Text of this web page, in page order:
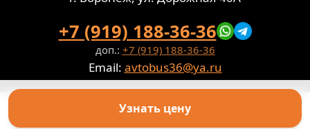
+7 (919) 188-36-36
доп.: +7 (919) 188-36-36
Email: avtobus36@ya.ru
Паспорт обработки персональных данных
Узнать цену